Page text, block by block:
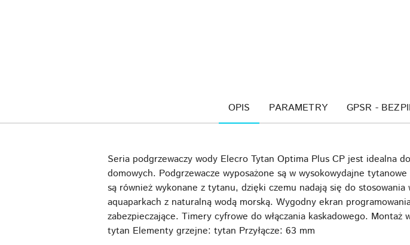
OPIS PARAMETRY GPSR -
Seria podgrzewaczy wody Elecro Tytan Optima Plus CP jest idealna
domowych. Podgrzewacze wyposażone są w wysokowydajne
są również wykonane z tytanu, dzięki czemu nadają się do
aquaparkach z naturalną wodą morską. Wygodny ekran
zabezpieczające. Timery cyfrowe do włączania kaskadowego.
tytan Elementy grzejne: tytan Przyłącze: 63 mm